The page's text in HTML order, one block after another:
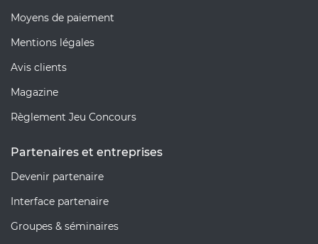
Moyens de paiement
Mentions légales
Avis clients
Magazine
Règlement Jeu Concours
Partenaires et entreprises
Devenir partenaire
Interface partenaire
Groupes & séminaires